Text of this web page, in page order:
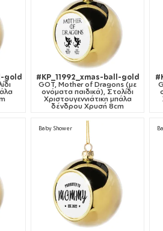
gold
#KP_11992_xmas-ball-gold
GOT, Mother of Dragons (με
ονόματα παιδικά), Στολίδι
Χριστουγεννιάτικη μπάλα
δένδρου Χρυσή 8cm
Baby Shower